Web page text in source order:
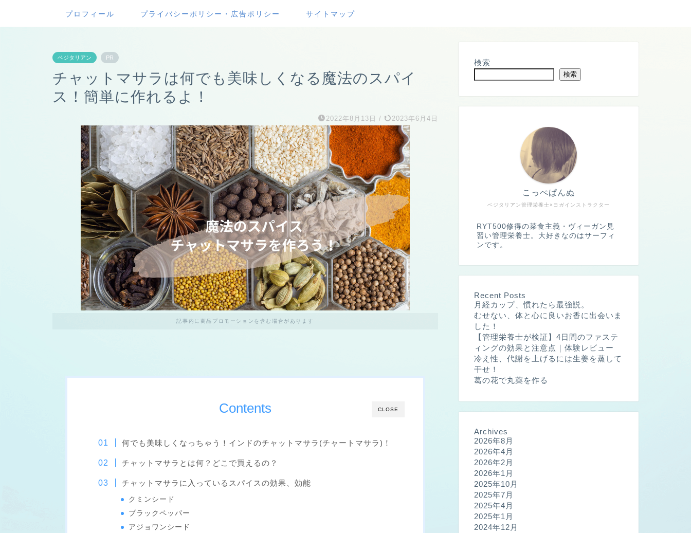
プロフィール プライバシーポリシー・広告ポリシー サイトマップ
ベジタリアン PR
チャットマサラは何でも美味しくなる魔法のスパイ
ス！簡単に作れるよ！
2022年8月13日 / 2023年6月4日
記事内に商品プロモーションを含む場合があります
CLOSE
Contents
何でも美味しくなっちゃう！インドのチャットマサラ(チャートマサラ)！
チャットマサラとは何？どこで買えるの？
チャットマサラに入っているスパイスの効果、効能
クミンシード
ブラックペッパー
アジョワンシード
検索
検索
ベジタリアン管理栄養士×ヨガインストラクター
こっぺぱんぬ
RYT500修得の菜食主義・ヴィーガン見
習い管理栄養士。大好きなのはサーフィ
ンです。
Recent Posts
月経カップ、慣れたら最強説。
むせない、体と心に良いお香に出会いま
した！
【管理栄養士が検証】4日間のファステ
ィングの効果と注意点｜体験レビュー
冷え性、代謝を上げるには生姜を蒸して
干せ！
葛の花で丸薬を作る
Archives
2026年8月
2026年4月
2026年2月
2026年1月
2025年10月
2025年7月
2025年4月
2025年1月
2024年12月